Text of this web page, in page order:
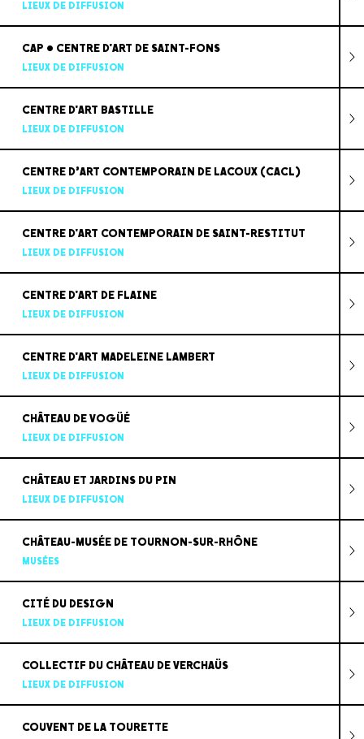
LIEUX DE DIFFUSION
CAP • CENTRE D'ART DE SAINT-FONS
LIEUX DE DIFFUSION
CENTRE D'ART BASTILLE
LIEUX DE DIFFUSION
CENTRE D’ART CONTEMPORAIN DE LACOUX (CACL)
LIEUX DE DIFFUSION
CENTRE D'ART CONTEMPORAIN DE SAINT-RESTITUT
LIEUX DE DIFFUSION
CENTRE D'ART DE FLAINE
LIEUX DE DIFFUSION
CENTRE D'ART MADELEINE LAMBERT
LIEUX DE DIFFUSION
CHÂTEAU DE VOGÜÉ
LIEUX DE DIFFUSION
CHÂTEAU ET JARDINS DU PIN
LIEUX DE DIFFUSION
CHÂTEAU-MUSÉE DE TOURNON-SUR-RHÔNE
MUSÉES
CITÉ DU DESIGN
LIEUX DE DIFFUSION
COLLECTIF DU CHÂTEAU DE VERCHAÜS
LIEUX DE DIFFUSION
COUVENT DE LA TOURETTE